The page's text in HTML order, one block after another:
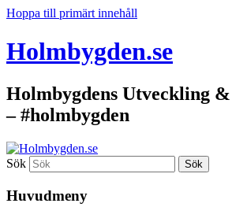
Hoppa till primärt innehåll
Holmbygden.se
Holmbygdens Utveckling
– #holmbygden
Sök
Huvudmeny